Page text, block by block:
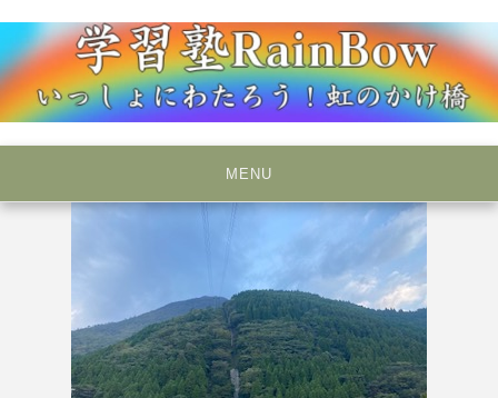
to
content
学習塾RainBow
MENU